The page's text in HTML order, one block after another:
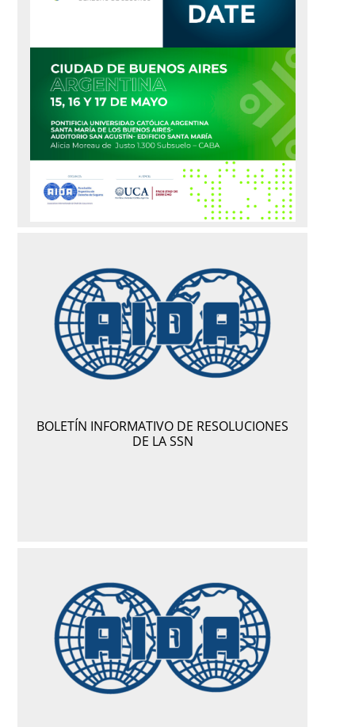
BOLETÍN INFORMATIVO DE RESOLUCIONES
DE LA SSN